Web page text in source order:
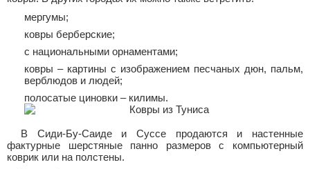
мергумы;
ковры берберские;
с национальными орнаментами;
ковры – картины с изображением песчаных дюн, пальм,
верблюдов и людей;
полосатые циновки – килимы.
В Сиди-Бу-Саиде и Суссе продаются и настенные
фактурные шерстяные панно размеров с компьютерный
коврик или на полстены.